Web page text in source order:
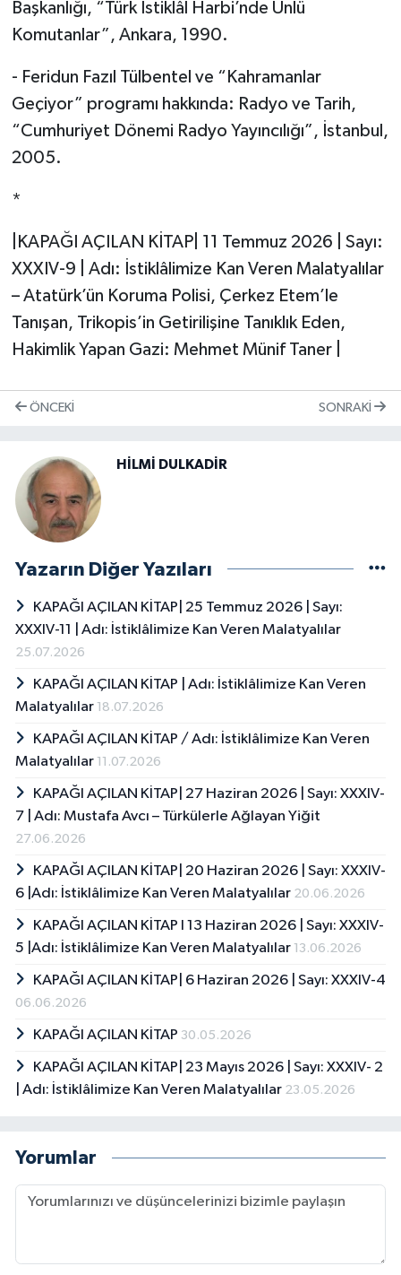
Başkanlığı, “Türk İstiklâl Harbi’nde Ünlü
Komutanlar”, Ankara, 1990.
- Feridun Fazıl Tülbentel ve “Kahramanlar
Geçiyor” programı hakkında: Radyo ve Tarih,
“Cumhuriyet Dönemi Radyo Yayıncılığı”, İstanbul,
2005.
*
|KAPAĞI AÇILAN KİTAP| 11 Temmuz 2026 | Sayı:
XXXIV-9 | Adı: İstiklâlimize Kan Veren Malatyalılar
– Atatürk’ün Koruma Polisi, Çerkez Etem’le
Tanışan, Trikopis’in Getirilişine Tanıklık Eden,
Hakimlik Yapan Gazi: Mehmet Münif Taner |
ÖNCEKI SONRAKI
HİLMİ DULKADİR
Yazarın Diğer Yazıları
KAPAĞI AÇILAN KİTAP| 25 Temmuz 2026 | Sayı:
XXXIV-11 | Adı: İstiklâlimize Kan Veren Malatyalılar
25.07.2026
KAPAĞI AÇILAN KİTAP | Adı: İstiklâlimize Kan Veren
Malatyalılar 18.07.2026
KAPAĞI AÇILAN KİTAP / Adı: İstiklâlimize Kan Veren
Malatyalılar 11.07.2026
KAPAĞI AÇILAN KİTAP| 27 Haziran 2026 | Sayı: XXXIV-
7 | Adı: Mustafa Avcı – Türkülerle Ağlayan Yiğit
27.06.2026
KAPAĞI AÇILAN KİTAP| 20 Haziran 2026 | Sayı: XXXIV-
6 |Adı: İstiklâlimize Kan Veren Malatyalılar 20.06.2026
KAPAĞI AÇILAN KİTAP I 13 Haziran 2026 | Sayı: XXXIV-
5 |Adı: İstiklâlimize Kan Veren Malatyalılar 13.06.2026
KAPAĞI AÇILAN KİTAP| 6 Haziran 2026 | Sayı: XXXIV-4
06.06.2026
KAPAĞI AÇILAN KİTAP 30.05.2026
KAPAĞI AÇILAN KİTAP| 23 Mayıs 2026 | Sayı: XXXIV- 2
| Adı: İstiklâlimize Kan Veren Malatyalılar 23.05.2026
Yorumlar